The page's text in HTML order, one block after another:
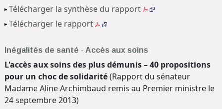
Télécharger la synthèse du rapport
Télécharger le rapport
Inégalités de santé - Accès aux soins
L'accès aux soins des plus démunis – 40 propositions
pour un choc de solidarité(Rapport du sénateur
Madame Aline Archimbaud remis au Premier ministre le
24 septembre 2013)